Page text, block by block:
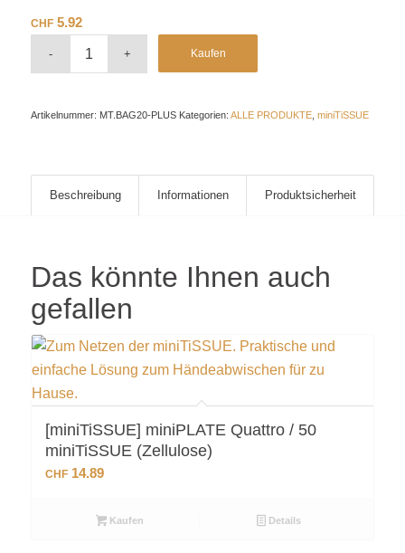
CHF5.92
Kaufen
Artikelnummer: MT.BAG20-PLUS Kategorien: ALLE PRODUKTE, miniTiSSUE
Beschreibung Informationen Produktsicherheit
Das könnte Ihnen auch
gefallen
[miniTiSSUE] miniPLATE Quattro / 50
miniTiSSUE (Zellulose)
CHF14.89
Kaufen Details